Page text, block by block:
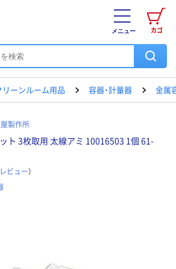
カゴ
メニュー
リーンルーム用品 容器・計量器 金属
製作所
ト 3枚取用 太線アミ 10016503 1個 61-
ビュー）